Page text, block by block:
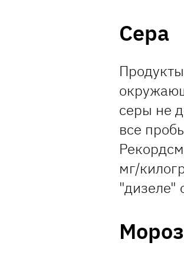
Сера
серы не
все
мг/
"дизеле"